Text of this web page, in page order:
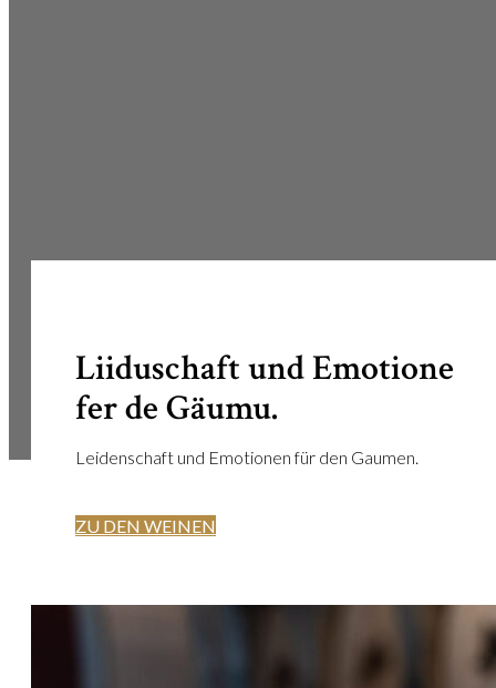
Liiduschaft und Emotione
fer de Gäumu.
Leidenschaft und Emotionen für den Gaumen.
ZU DEN WEINEN